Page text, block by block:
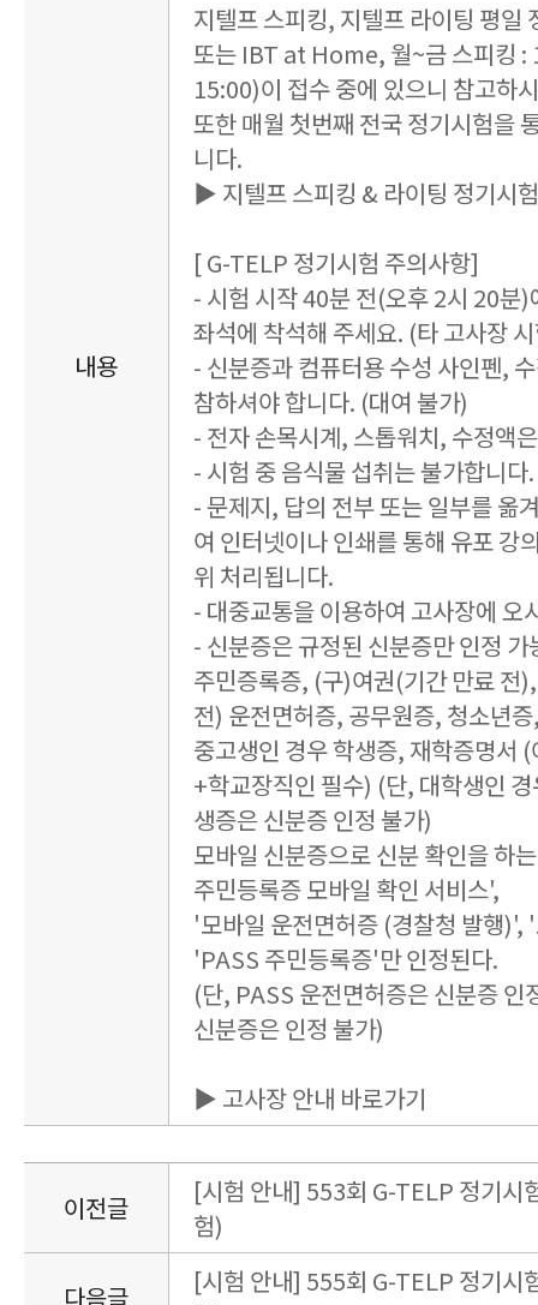
내용
지텔프 스피킹, 지텔프 라이팅 평일
또는 IBT at Home, 월~금 스피킹 :
15:00)이 접수 중에 있으니 참고하
또한 매월 첫번째 전국 정기시험을
니다.
▶ 지텔프 스피킹 & 라이팅 정기시
[ G-TELP 정기시험 주의사항]
- 시험 시작 40분 전(오후 2시 20분)
좌석에 착석해 주세요. (타 고사장
- 신분증과 컴퓨터용 수성 사인펜,
참하셔야 합니다. (대여 불가)
- 전자 손목시계, 스톱워치, 수정액
- 시험 중 음식물 섭취는 불가합니
- 문제지, 답의 전부 또는 일부를 옮
여 인터넷이나 인쇄를 통해 유포 강
위 처리됩니다.
- 대중교통을 이용하여 고사장에 오
- 신분증은 규정된 신분증만 인정 가
주민증록증, (구)여권(기간 만료 전
전) 운전면허증, 공무원증, 청소년
중고생인 경우 학생증, 재학증명서
+학교장직인 필수) (단, 대학생인
생증은 신분증 인정 불가)
모바일 신분증으로 신분 확인을 하
주민등록증 모바일 확인 서비스',
'모바일 운전면허증 (경찰청 발행)',
'PASS 주민등록증'만 인정된다.
(단, PASS 운전면허증은 신분증 인
신분증은 인정 불가)
▶ 고사장 안내 바로가기
이전글
[시험 안내] 553회 G-TELP 정기
험)
다음글
[시험 안내] 555회 G-TELP 정기